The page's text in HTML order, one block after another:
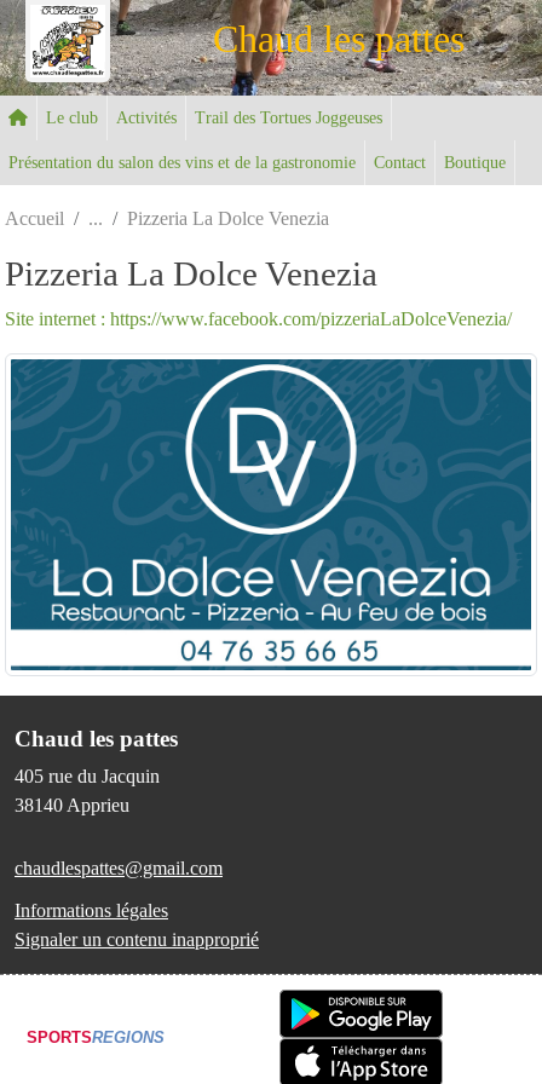
Chaud les pattes
Le club Activités Trail des Tortues Joggeuses
Présentation du salon des vins et de la gastronomie Contact Boutique
Accueil Pizzeria La Dolce Venezia
Pizzeria La Dolce Venezia
Site internet : https://www.facebook.com/pizzeriaLaDolceVenezia/
Chaud les pattes
405 rue du Jacquin
38140Apprieu
chaudlespattes@gmail.com
Informations légales
Signaler un contenu inapproprié
SPORTSREGIONS
Panneau de gestion des cookies